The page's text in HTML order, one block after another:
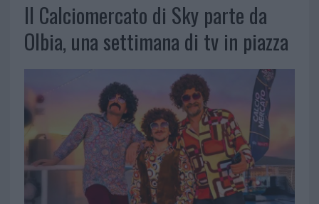
Il Calciomercato di Sky parte da
Olbia, una settimana di tv in piazza